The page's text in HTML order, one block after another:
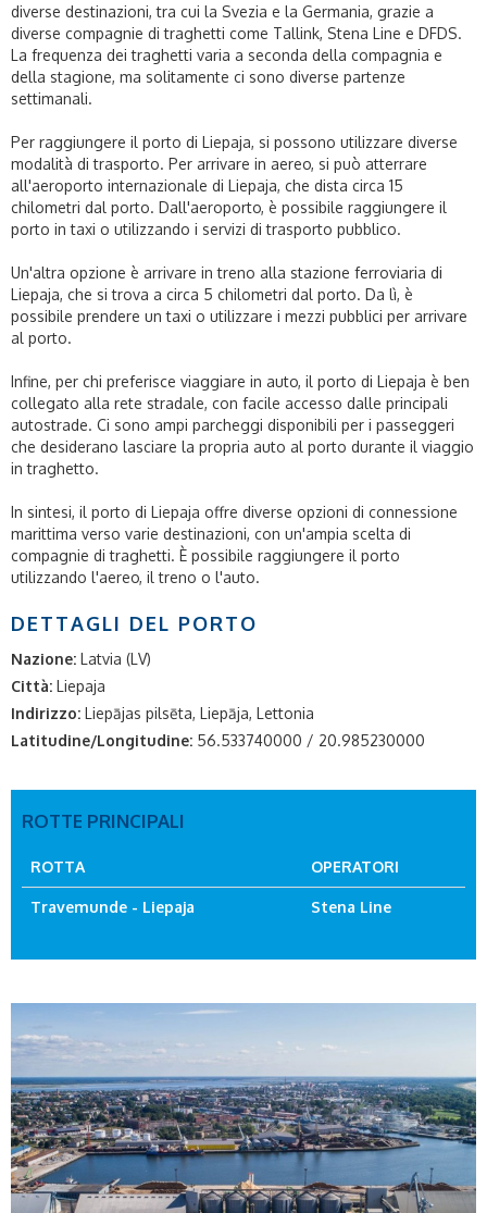
diverse destinazioni, tra cui la Svezia e la Germania, grazie a
diverse compagnie di traghetti come Tallink, Stena Line e DFDS.
La frequenza dei traghetti varia a seconda della compagnia e
della stagione, ma solitamente ci sono diverse partenze
settimanali.
Per raggiungere il porto di Liepaja, si possono utilizzare diverse
modalità di trasporto. Per arrivare in aereo, si può atterrare
all'aeroporto internazionale di Liepaja, che dista circa 15
chilometri dal porto. Dall'aeroporto, è possibile raggiungere il
porto in taxi o utilizzando i servizi di trasporto pubblico.
Un'altra opzione è arrivare in treno alla stazione ferroviaria di
Liepaja, che si trova a circa 5 chilometri dal porto. Da lì, è
possibile prendere un taxi o utilizzare i mezzi pubblici per arrivare
al porto.
Infine, per chi preferisce viaggiare in auto, il porto di Liepaja è ben
collegato alla rete stradale, con facile accesso dalle principali
autostrade. Ci sono ampi parcheggi disponibili per i passeggeri
che desiderano lasciare la propria auto al porto durante il viaggio
in traghetto.
In sintesi, il porto di Liepaja offre diverse opzioni di connessione
marittima verso varie destinazioni, con un'ampia scelta di
compagnie di traghetti. È possibile raggiungere il porto
utilizzando l'aereo, il treno o l'auto.
DETTAGLI DEL PORTO
Nazione: Latvia (LV)
Città: Liepaja
Indirizzo: Liepājas pilsēta, Liepāja, Lettonia
Latitudine/Longitudine: 56.533740000 / 20.985230000
ROTTE PRINCIPALI
ROTTA OPERATORI
Travemunde - Liepaja Stena Line